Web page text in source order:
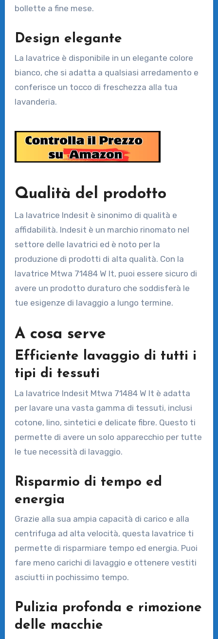
bollette a fine mese.
Design elegante
La lavatrice è disponibile in un elegante colore
bianco, che si adatta a qualsiasi arredamento e
conferisce un tocco di freschezza alla tua
lavanderia.
Qualità del prodotto
La lavatrice Indesit è sinonimo di qualità e
affidabilità. Indesit è un marchio rinomato nel
settore delle lavatrici ed è noto per la
produzione di prodotti di alta qualità. Con la
lavatrice Mtwa 71484 W It, puoi essere sicuro di
avere un prodotto duraturo che soddisferà le
tue esigenze di lavaggio a lungo termine.
A cosa serve
Efficiente lavaggio di tutti i
tipi di tessuti
La lavatrice Indesit Mtwa 71484 W It è adatta
per lavare una vasta gamma di tessuti, inclusi
cotone, lino, sintetici e delicate fibre. Questo ti
permette di avere un solo apparecchio per tutte
le tue necessità di lavaggio.
Risparmio di tempo ed
energia
Grazie alla sua ampia capacità di carico e alla
centrifuga ad alta velocità, questa lavatrice ti
permette di risparmiare tempo ed energia. Puoi
fare meno carichi di lavaggio e ottenere vestiti
asciutti in pochissimo tempo.
Pulizia profonda e rimozione
delle macchie